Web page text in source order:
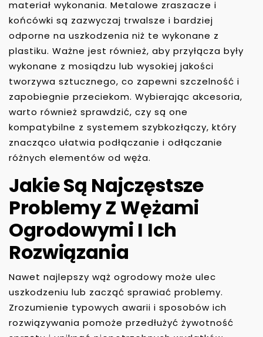
materiał wykonania. Metalowe zraszacze i
końcówki są zazwyczaj trwalsze i bardziej
odporne na uszkodzenia niż te wykonane z
plastiku. Ważne jest również, aby przyłącza były
wykonane z mosiądzu lub wysokiej jakości
tworzywa sztucznego, co zapewni szczelność i
zapobiegnie przeciekom. Wybierając akcesoria,
warto również sprawdzić, czy są one
kompatybilne z systemem szybkozłączy, który
znacząco ułatwia podłączanie i odłączanie
różnych elementów od węża.
Jakie Są Najczęstsze
Problemy Z Wężami
Ogrodowymi I Ich
Rozwiązania
Nawet najlepszy wąż ogrodowy może ulec
uszkodzeniu lub zacząć sprawiać problemy.
Zrozumienie typowych awarii i sposobów ich
rozwiązywania pomoże przedłużyć żywotność